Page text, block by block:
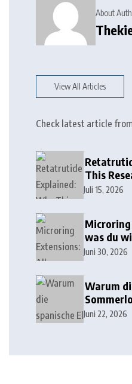
About
View All Articles
Check latest article
This
Much
Juli 15, 2026
was du
Juni 30, 2026
Warum
Lottoland
Juni 22, 2026